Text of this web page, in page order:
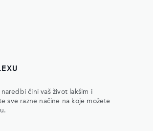
čini vaš život lakšim i
sve razne načine na koje možete